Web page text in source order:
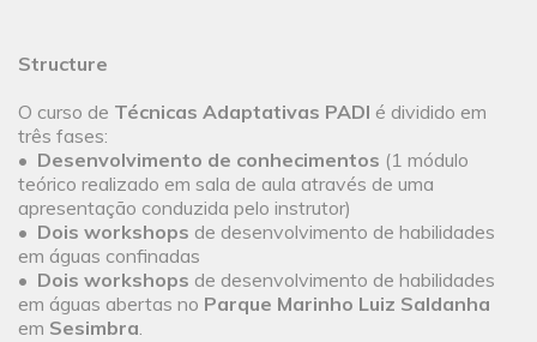
Structure
O curso de Técnicas Adaptativas PADI é dividido em
três fases:
• Desenvolvimento de conhecimentos (1 módulo
teórico realizado em sala de aula através de uma
apresentação conduzida pelo instrutor)
• Dois workshops de desenvolvimento de habilidades
em águas confinadas
• Dois workshops de desenvolvimento de habilidades
em águas abertas no Parque Marinho Luiz Saldanha
em Sesimbra.